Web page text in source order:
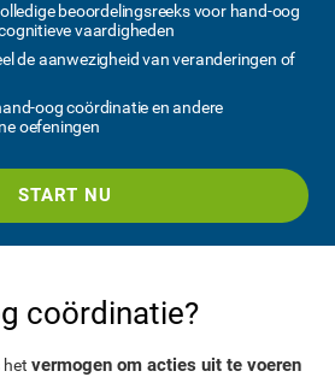
beoordelingsreeks voor hand-oog
vaardigheden
de aanwezigheid van veranderingen of
oog coördinatie en andere
oefeningen
START NU
coördinatie?
hetvermogen om acties uit te voeren